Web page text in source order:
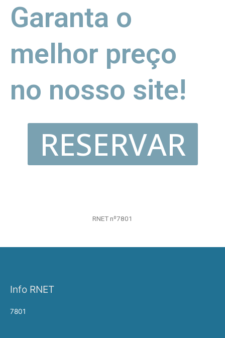
Garanta o
melhor preço
no nosso site!
RESERVAR
RNET nº7801
Info RNET
7801